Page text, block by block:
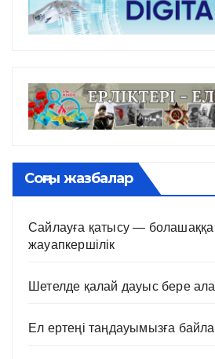
Соңғы жазбалар
Сайлауға қатысу — болашаққа
жауапкершілік
Шетелде қалай дауыс бере
Ел ертеңі таңдауымызға